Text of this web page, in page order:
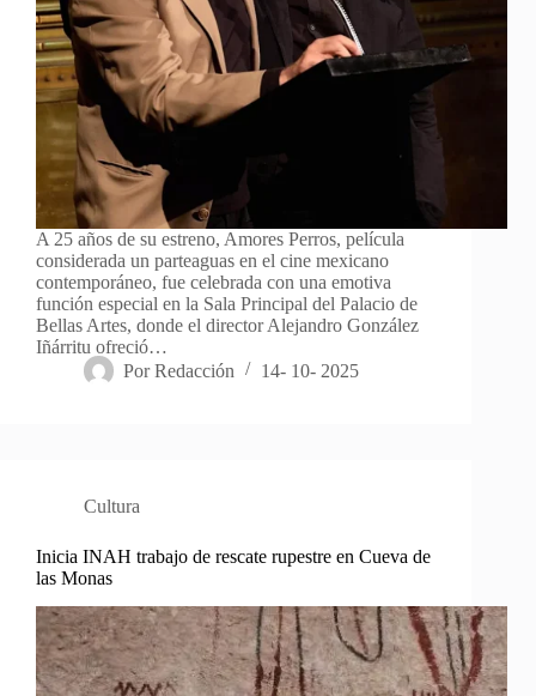
A 25 años de su estreno, Amores Perros, película
considerada un parteaguas en el cine mexicano
contemporáneo, fue celebrada con una emotiva
función especial en la Sala Principal del Palacio de
Bellas Artes, donde el director Alejandro González
Iñárritu ofreció…
Por Redacción 14- 10- 2025
Cultura
Inicia INAH trabajo de rescate rupestre en Cueva de
las Monas